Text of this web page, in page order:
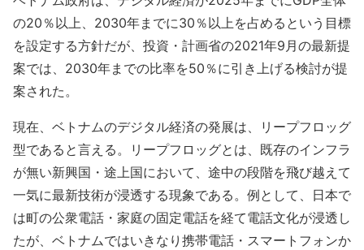
の20％以上、2030年までに30％以上を占めるという目標
を設定する方針だが、投資・計画省の2021年9月の最新提
案では、2030年までの比率を50％に引き上げる検討が提
案された。
現在、ベトナムのデジタル経済の発展は、リープフロッグ
型であると言える。リープフロッグとは、既存のインフラ
が無い新興国・途上国において、途中の段階を飛び越えて
一気に最新技術が浸透する現象である。例として、日本で
は町の公衆電話・家庭の固定電話を経て電話文化が浸透し
たが、ベトナムではいきなり携帯電話・スマートフォンか